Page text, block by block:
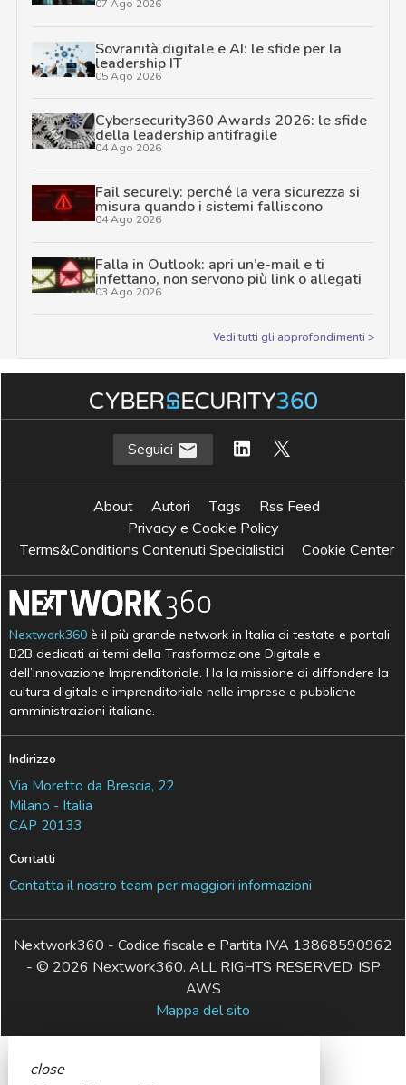
07 Ago 2026
Sovranità digitale e AI: le sfide per la
leadership IT
05 Ago 2026
Cybersecurity360 Awards 2026: le sfide
della leadership antifragile
04 Ago 2026
Fail securely: perché la vera sicurezza si
misura quando i sistemi falliscono
04 Ago 2026
Falla in Outlook: apri un’e-mail e ti
infettano, non servono più link o allegati
03 Ago 2026
Vedi tutti gli approfondimenti >
Seguici
About Autori Tags
Rss Feed
Privacy e Cookie Policy
Terms&Conditions Contenuti Specialistici
Cookie Center
Nextwork360 è il più grande network in Italia di testate e portali
B2B dedicati ai temi della Trasformazione Digitale e
dell’Innovazione Imprenditoriale. Ha la missione di diffondere la
cultura digitale e imprenditoriale nelle imprese e pubbliche
amministrazioni italiane.
Indirizzo
Via Moretto da Brescia, 22
Milano - Italia
CAP 20133
Contatti
Contatta il nostro team per maggiori informazioni
Nextwork360 - Codice fiscale e Partita IVA 13868590962
- © 2026 Nextwork360. ALL RIGHTS RESERVED. ISP
AWS
Mappa del sito
close